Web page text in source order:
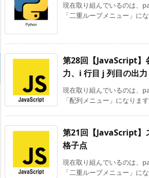
現在取り組んでいるのは、
「二重ループメニュー」に
第28回【JavaScript】
力、i 行目 j 列目の出力
現在取り組んでいるのは、
「配列メニュー」になりま
第21回【JavaScript】
格子点
現在取り組んでいるのは、
「二重ループメニュー」に